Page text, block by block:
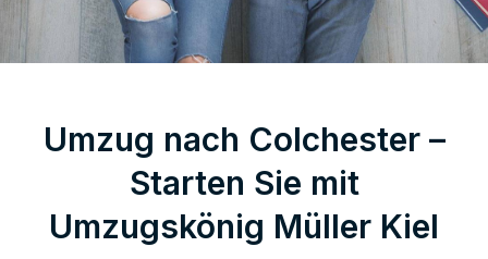
Umzug nach Colchester –
Starten Sie mit
Umzugskönig Müller Kiel